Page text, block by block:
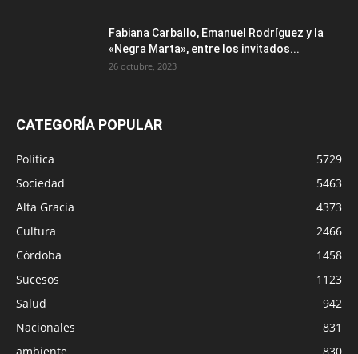
Fabiana Carballo, Emanuel Rodríguez y la
«Negra Marta», entre los invitados...
26 octubre, 2023
CATEGORÍA POPULAR
Política
5729
Sociedad
5463
Alta Gracia
4373
Cultura
2466
Córdoba
1458
Sucesos
1123
Salud
942
Nacionales
831